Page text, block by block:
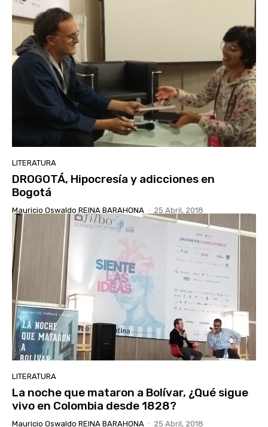
LITERATURA
DROGOTÁ, Hipocresía y adicciones en
Bogotá
Mauricio Oswaldo REINA BARAHONA - 25 Abril, 2018
LITERATURA
La noche que mataron a Bolívar, ¿Qué sigue
vivo en Colombia desde 1828?
Mauricio Oswaldo REINA BARAHONA - 25 Abril, 2018